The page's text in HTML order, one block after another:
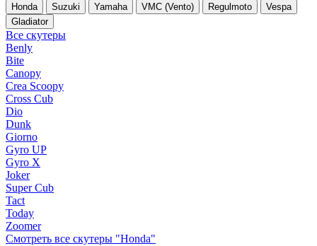
Honda Suzuki Yamaha VMC (Vento) Regulmoto
Vespa
Gladiator
Все скутеры
Benly
Bite
Canopy
Crea Scoopy
Cross Cub
Dio
Dunk
Giorno
Gyro UP
Gyro X
Joker
Super Cub
Tact
Today
Zoomer
Смотреть все скутеры "Honda"